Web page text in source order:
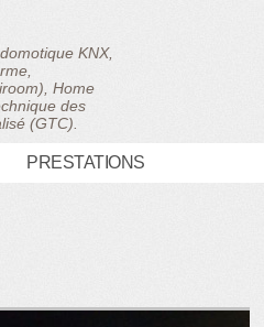
KNX,
Home
des
(GTC).
PRESTATIONS